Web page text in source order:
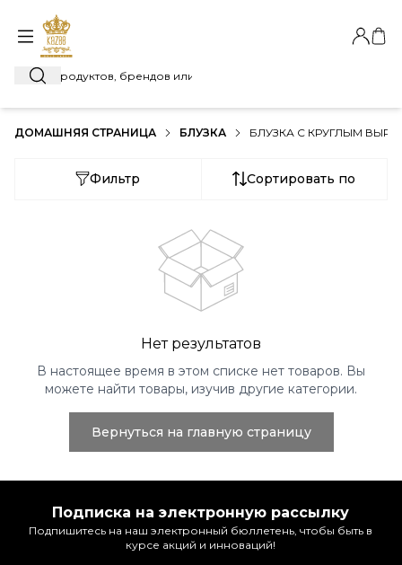
Поиск
Моя
ДОМАШНЯЯ СТРАНИЦА БЛУЗКА БЛУЗКА С КРУГЛЫМ
Фильтр Сортировать по
Нет результатов
В настоящее время в этом списке нет товаров. Вы
можете найти товары, изучив другие категории.
Вернуться на главную страницу
Подписка на электронную рассылку
Подпишитесь на наш электронный бюллетень, чтобы быть в
курсе акций и инноваций!